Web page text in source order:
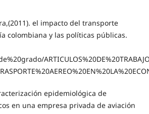
el impacto del transporte
colombiana y las políticas públicas.
epidemiológica de
en una empresa privada de aviación